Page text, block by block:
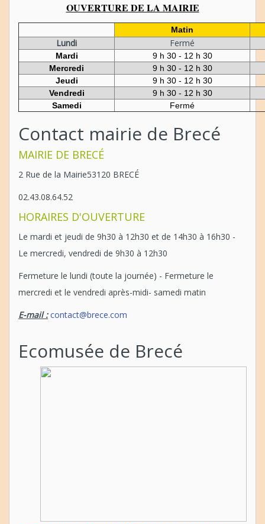
OUVERTURE DE LA MAIRIE
Matin
Lundi Fermé
Mardi
9 h 30 - 12 h 30
Mercredi
9 h 30 - 12 h 30
Jeudi
9 h 30 - 12 h 30
Vendredi
9 h 30 - 12 h 30
Samedi
Fermé
Contact mairie de Brecé
MAIRIE DE BRECÉ
2 Rue de la Mairie53120 BRECÉ
02.43.08.64.52
HORAIRES D'OUVERTURE
Le mardi et jeudi de 9h30 à 12h30 et de 14h30 à 16h30 -
Le mercredi, vendredi de 9h30 à 12h30
Fermeture le lundi (toute la journée) - Fermeture le
mercredi et le vendredi après-midi- samedi matin
E-mail : contact@brece.com
Ecomusée de Brecé